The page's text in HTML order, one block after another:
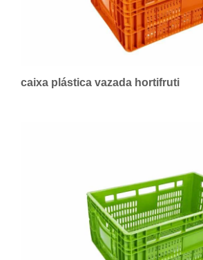
caixa plástica vazada hortifruti